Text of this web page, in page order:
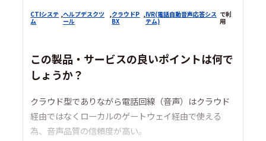
CTIシステ
ム
,ヘルプデスクツ
ール
,クラウドP
BX
,IVR(電話自動音声応答シス
テム)
で利
用
この製品・サービスの良いポイントは何で
しょうか？
クラウド型でありながら電話回線（音声）はクラウド
経由ではなくローカルのゲートウェイ経由で使える
為、音声品質の信頼度が高い。